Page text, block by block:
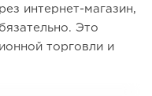
интернет-магазин,
Это
торговли и